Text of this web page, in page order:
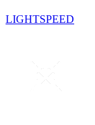
LIGHTSPEED